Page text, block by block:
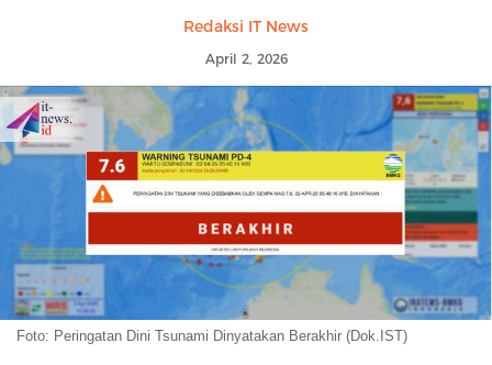
Redaksi IT News
April 2, 2026
Foto: Peringatan Dini Tsunami Dinyatakan Berakhir (Dok.IST)